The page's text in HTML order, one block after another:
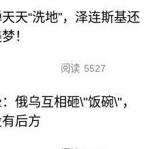
天“洗地”，泽连斯基还
！
阅读 5527
俄乌互相砸\"饭碗\"，
后方